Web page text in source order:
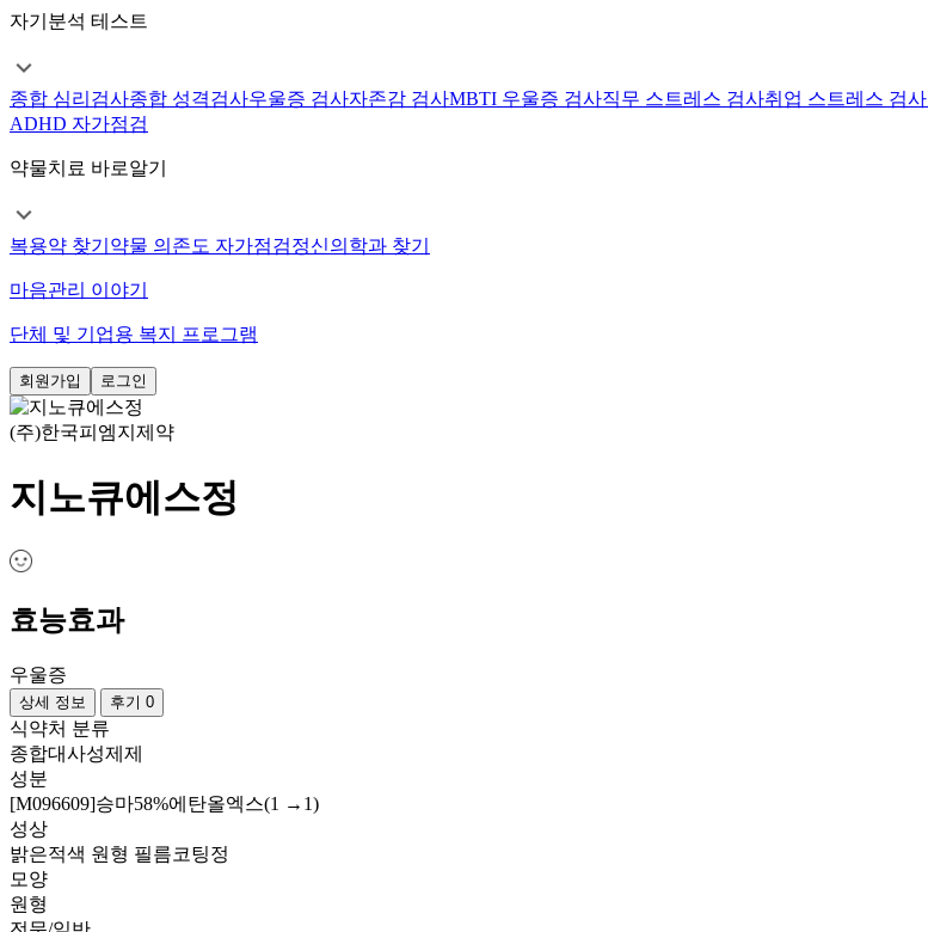
자기분석 테스트
종합 심리검사종합 성격검사우울증 검사자존감 검사MBTI 우울증 검사직무 스트레스 검사취업 스트레스 검사
ADHD 자가점검
약물치료 바로알기
복용약 찾기 약물 의존도 자가점검정신의학과 찾기
마음관리 이야기
단체 및 기업용 복지 프로그램
회원가입 로그인
(주)한국피엠지제약
지노큐에스정
효능효과
우울증
상세 정보 후기 0
식약처 분류
종합대사성제제
성분
[M096609]승마58%에탄올엑스(1 →1)
성상
밝은적색 원형 필름코팅정
모양
원형